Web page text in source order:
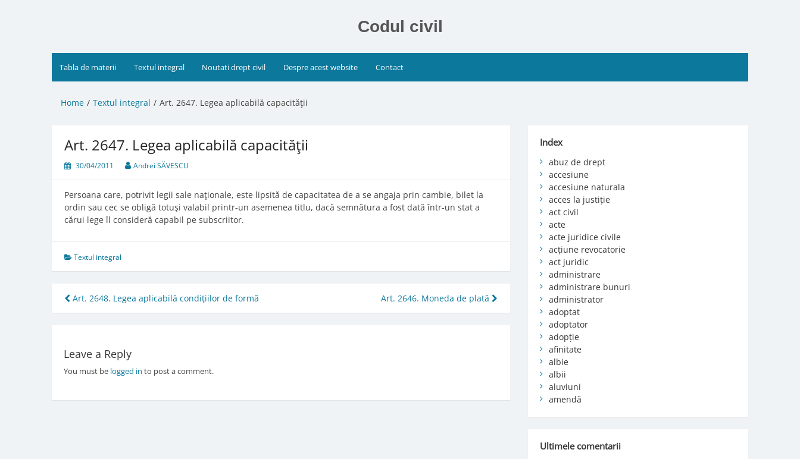
Codul civil
Tabla de materii Textul integral Noutati drept civil Despre acest website Contact
Home Textul integral Art. 2647. Legea aplicabilă capacităţii
Art. 2647. Legea aplicabilă capacităţii
30/04/2011 Andrei SĂVESCU
Persoana care, potrivit legii sale naţionale, este lipsită de capacitatea de a se angaja prin cambie, bilet la
ordin sau cec se obligă totuşi valabil printr-un asemenea titlu, dacă semnătura a fost dată într-un stat a
cărui lege îl consideră capabil pe subscriitor.
Textul integral
Post
navigation
Art. 2648. Legea aplicabilă condiţiilor de formă Art. 2646. Moneda de plată
Leave a Reply
You must be logged in to post a comment.
Index
abuz de drept
accesiune
accesiune naturala
acces la justiție
act civil
acte
acte juridice civile
acțiune revocatorie
act juridic
administrare
administrare bunuri
administrator
adoptat
adoptator
adopție
afinitate
albie
albii
aluviuni
amendă
Ultimele comentarii